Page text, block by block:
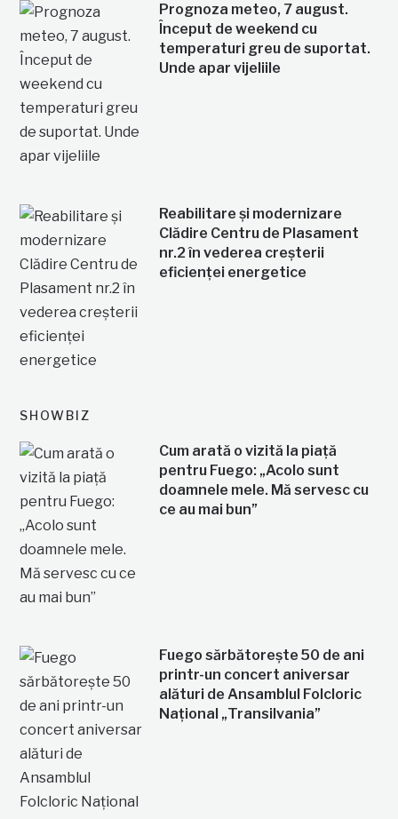
Prognoza meteo, 7 august.
Început de weekend cu
temperaturi greu de suportat.
Unde apar vijeliile
Reabilitare și modernizare
Clădire Centru de Plasament
nr.2 în vederea creșterii
eficienței energetice
SHOWBIZ
Cum arată o vizită la piață
pentru Fuego: „Acolo sunt
doamnele mele. Mă servesc cu
ce au mai bun”
Fuego sărbătorește 50 de ani
printr-un concert aniversar
alături de Ansamblul Folcloric
Național „Transilvania”